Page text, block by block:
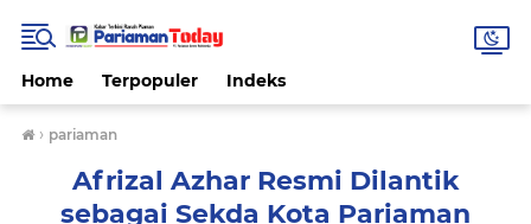
Home Terpopuler Indeks
› pariaman
Afrizal Azhar Resmi Dilantik
sebagai Sekda Kota Pariaman